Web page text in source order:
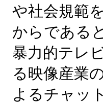
や社会規範
からである
暴力的テレ
る映像産業
よるチャッ